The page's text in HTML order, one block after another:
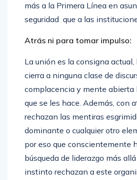
más a la Primera Línea en
seguridad que a las
Atrás ni para tomar
La unión es la consigna
cierra a ninguna clase de
complacencia y mente abierta
que se les hace. Además, con
rechazan las mentiras
dominante o cualquier otro
por eso que conscientemente
búsqueda de liderazgo más
instinto rechazan a este